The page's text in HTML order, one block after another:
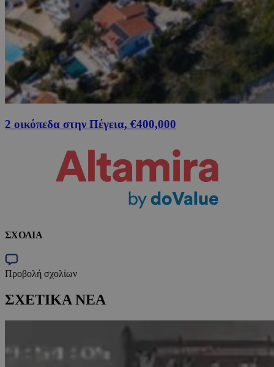
2 οικόπεδα στην Πέγεια, €400,000
ΣΧΟΛΙΑ
Προβολή σχολίων
ΣΧΕΤΙΚΑ ΝΕΑ